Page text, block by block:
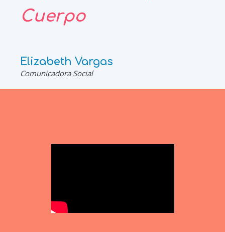
Cuerpo
Elizabeth Vargas
Comunicadora Social